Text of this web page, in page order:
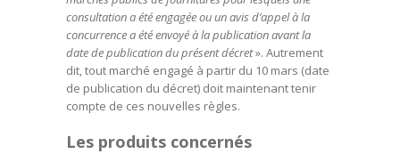
consultation a été engagée ou un avis d’appel à la
concurrence a été envoyé à la publication avant la
date de publication du présent décret». Autrement
dit, tout marché engagé à partir du 10 mars (date
de publication du décret) doit maintenant tenir
compte de ces nouvelles règles.
Les produits concernés